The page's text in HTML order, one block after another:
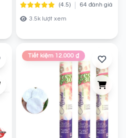
(4.5) 64 đánh giá
3.5k lượt xem
Tiết kiệm 12.000 ₫